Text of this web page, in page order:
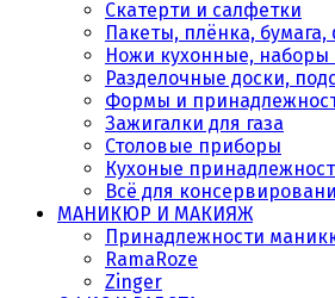
Скатерти и салфетки
Пакеты, плёнка, бумага,
Ножи кухонные, наборы
Разделочные доски,
Формы и
Зажигалки для газа
Столовые приборы
Кухоные
Всё для
МАНИКЮР И МАКИЯЖ
Принадлежности
RamaRoze
Zinger